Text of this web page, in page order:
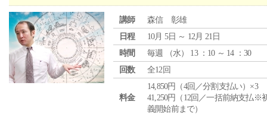
講師
森信 彰雄
日程
10月 5日 ～ 12月 21日
時間
毎週 （水） 13 ：10 ～ 14 ：30
回数
全12回
料金
14,850円（4回／分割支払い）×3
41,250円（12回／一括前納支払※
義開始前まで）